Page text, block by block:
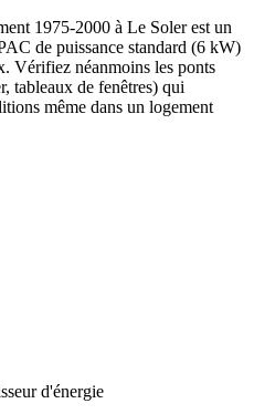
1975-2000 à Le Soler est un
de puissance standard (6 kW)
Vérifiez néanmoins les ponts
tableaux de fenêtres) qui
même dans un logement
d'énergie